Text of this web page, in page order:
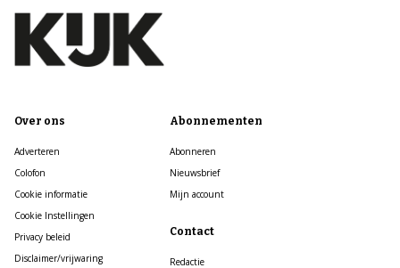
Over ons
Adverteren
Colofon
Cookie informatie
Cookie Instellingen
Privacy beleid
Disclaimer/vrijwaring
Abonnementen
Abonneren
Nieuwsbrief
Mijn account
Contact
Redactie